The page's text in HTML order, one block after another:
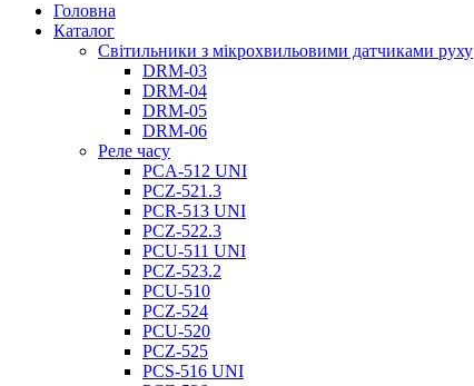
Головна
Каталог
Світильники з мікрохвильовими датчиками руху
DRM-03
DRM-04
DRM-05
DRM-06
Реле часу
PCA-512 UNI
PCZ-521.3
PCR-513 UNI
PCZ-522.3
PCU-511 UNI
PCZ-523.2
PCU-510
PCZ-524
PCU-520
PCZ-525
PCS-516 UNI